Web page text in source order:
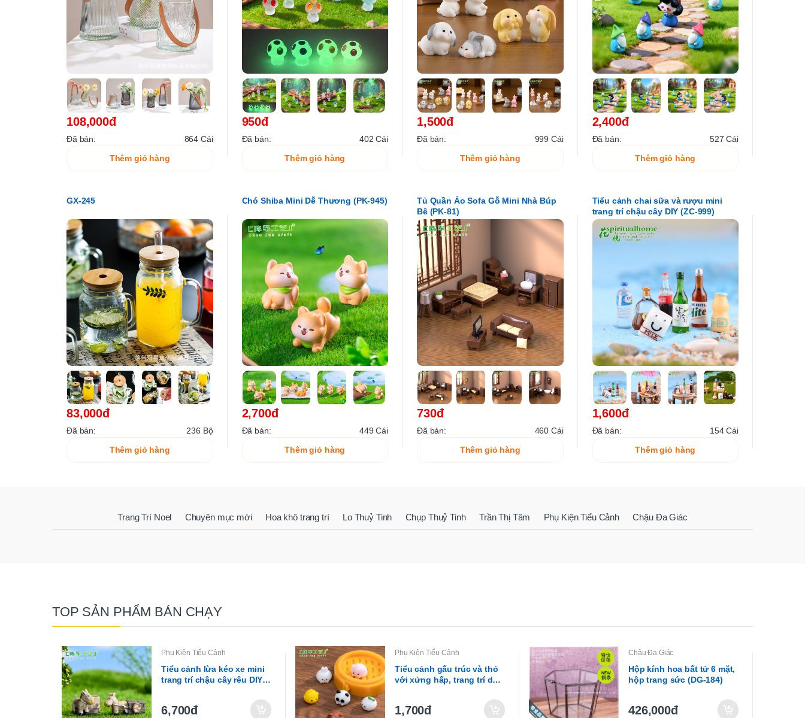
108,000đ
Đã bán:
864 Cái
Thêm giỏ hàng
950đ
Đã bán:
402 Cái
Thêm giỏ hàng
1,500đ
Đã bán:
999 Cái
Thêm giỏ hàng
2,400đ
Đã bán:
527 Cái
Thêm giỏ hàng
GX-245
83,000đ
Đã bán:
236 Bộ
Thêm giỏ hàng
Chó Shiba Mini Dễ Thương (PK-945)
2,700đ
Đã bán:
449 Cái
Thêm giỏ hàng
Tủ Quần Áo Sofa Gỗ Mini Nhà Búp
Bê (PK-81)
730đ
Đã bán:
460 Cái
Thêm giỏ hàng
Tiểu cảnh chai sữa và rượu mini
trang trí chậu cây DIY (ZC-999)
1,600đ
Đã bán:
154 Cái
Thêm giỏ hàng
Trang Trí Noel Chuyên mục mới Hoa khô trang trí Lo Thuỷ Tinh Chụp Thuỷ Tinh Trần Thị Tâm Phụ Kiện Tiểu Cảnh Chậu Đa Giác
TOP SẢN PHẨM BÁN CHẠY
Phụ Kiện Tiểu Cảnh
Tiểu cảnh lừa kéo xe mini
trang trí chậu cây rêu DIY
6,700đ
Phụ Kiện Tiểu Cảnh
Tiểu cảnh gấu trúc và thỏ
với xửng hấp, trang trí dễ
1,700đ
Chậu Đa Giác
Hộp kính hoa bất tử 6 mặt,
hộp trang sức (DG-184)
426,000đ